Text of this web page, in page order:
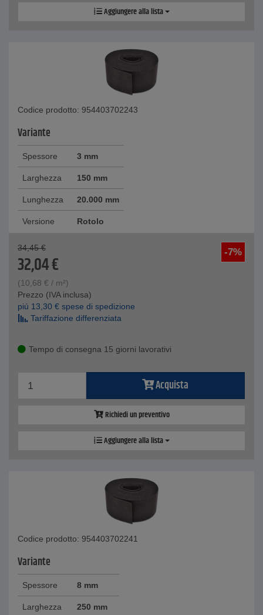
Aggiungere alla lista
Codice prodotto: 954403702243
Variante
Spessore 3 mm
Larghezza 150 mm
Lunghezza 20.000 mm
Versione Rotolo
-7%
34,45 €
32,04€
(10,68 € / m²)
Prezzo (IVA inclusa)
piú 13,30 € spese di spedizione
Tariffazione differenziata
Tempo di consegna 15 giorni lavorativi
Acquista
Richiedi un preventivo
Aggiungere alla lista
Codice prodotto: 954403702241
Variante
Spessore 8 mm
Larghezza 250 mm